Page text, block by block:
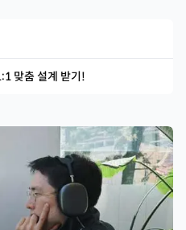
맞춤 설계 받기!